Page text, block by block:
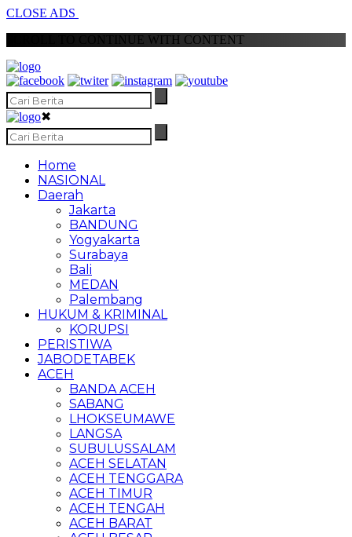
CLOSE ADS
SCROLL TO CONTINUE WITH CONTENT
✖
Home
NASIONAL
Daerah
Jakarta
BANDUNG
Yogyakarta
Surabaya
Bali
MEDAN
Palembang
HUKUM & KRIMINAL
KORUPSI
PERISTIWA
JABODETABEK
ACEH
BANDA ACEH
SABANG
LHOKSEUMAWE
LANGSA
SUBULUSSALAM
ACEH SELATAN
ACEH TENGGARA
ACEH TIMUR
ACEH TENGAH
ACEH BARAT